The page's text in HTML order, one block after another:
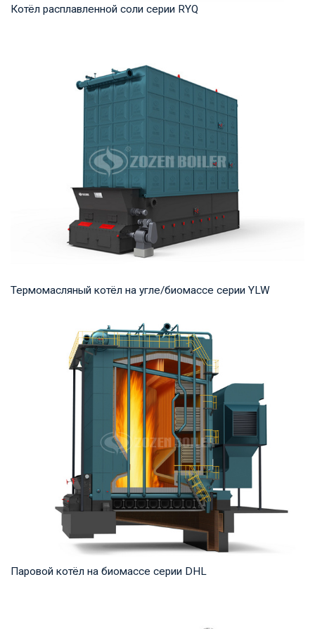
Котёл расплавленной соли серии RYQ
мощность продукта: 1,200-35,000 кВт Температ...
Термомасляный котёл на угле/биомассе серии YLW
Термомасло Рабочее давление: 0,8-1,0 МПа Тепловая
мощность продукта: 1,400-29,000 кВт Температ...
Паровой котёл на биомассе серии DHL